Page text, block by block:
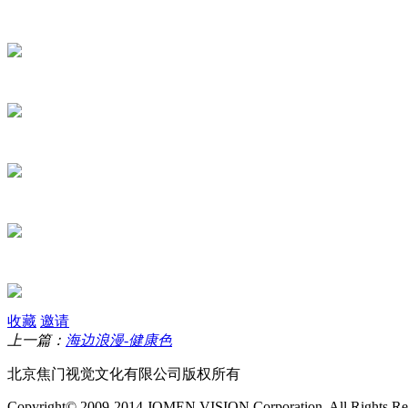
收藏 邀请
上一篇： 海边浪漫-健康色
北京焦门视觉文化有限公司版权所有